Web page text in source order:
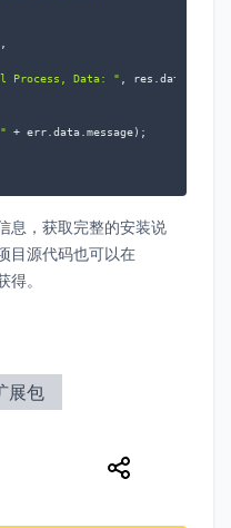
Process, Data: " , res.data);
+ err.data.message);
息，获取完整的安装说
目源代码也可以在
得。
展包